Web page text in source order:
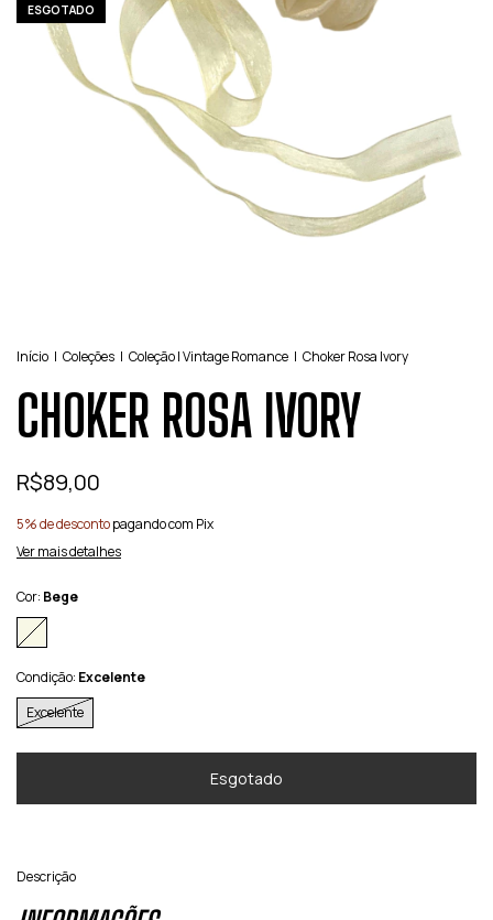
ESGOTADO
Início | Coleções | Coleção | Vintage Romance | Choker Rosa Ivory
CHOKER ROSA IVORY
R$89,00
5% de descontopagando com Pix
Ver mais detalhes
Cor: Bege
Condição: Excelente
Excelente
Descrição